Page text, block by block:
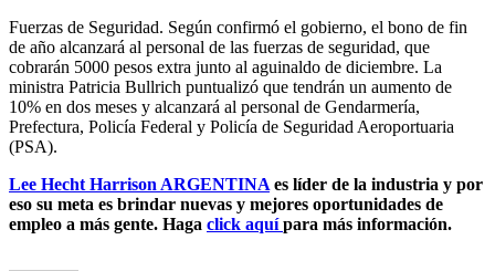
​Fuerzas de Seguridad. Según confirmó el gobierno, el bono de fin
de año alcanzará al personal de las fuerzas de seguridad, que
cobrarán 5000 pesos extra junto al aguinaldo de diciembre. La
ministra Patricia Bullrich puntualizó que tendrán un aumento de
10% en dos meses y alcanzará al personal de Gendarmería,
Prefectura, Policía Federal y Policía de Seguridad Aeroportuaria
(PSA).
Lee Hecht Harrison ARGENTINA es líder de la industria y por
eso su meta es brindar nuevas y mejores oportunidades de
empleo a más gente. Haga click aquípara más información.